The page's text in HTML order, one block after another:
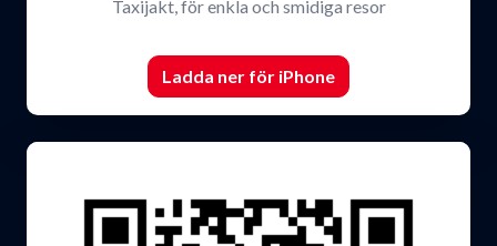
Taxijakt, för enkla och smidiga resor
Ladda ner för iPhone